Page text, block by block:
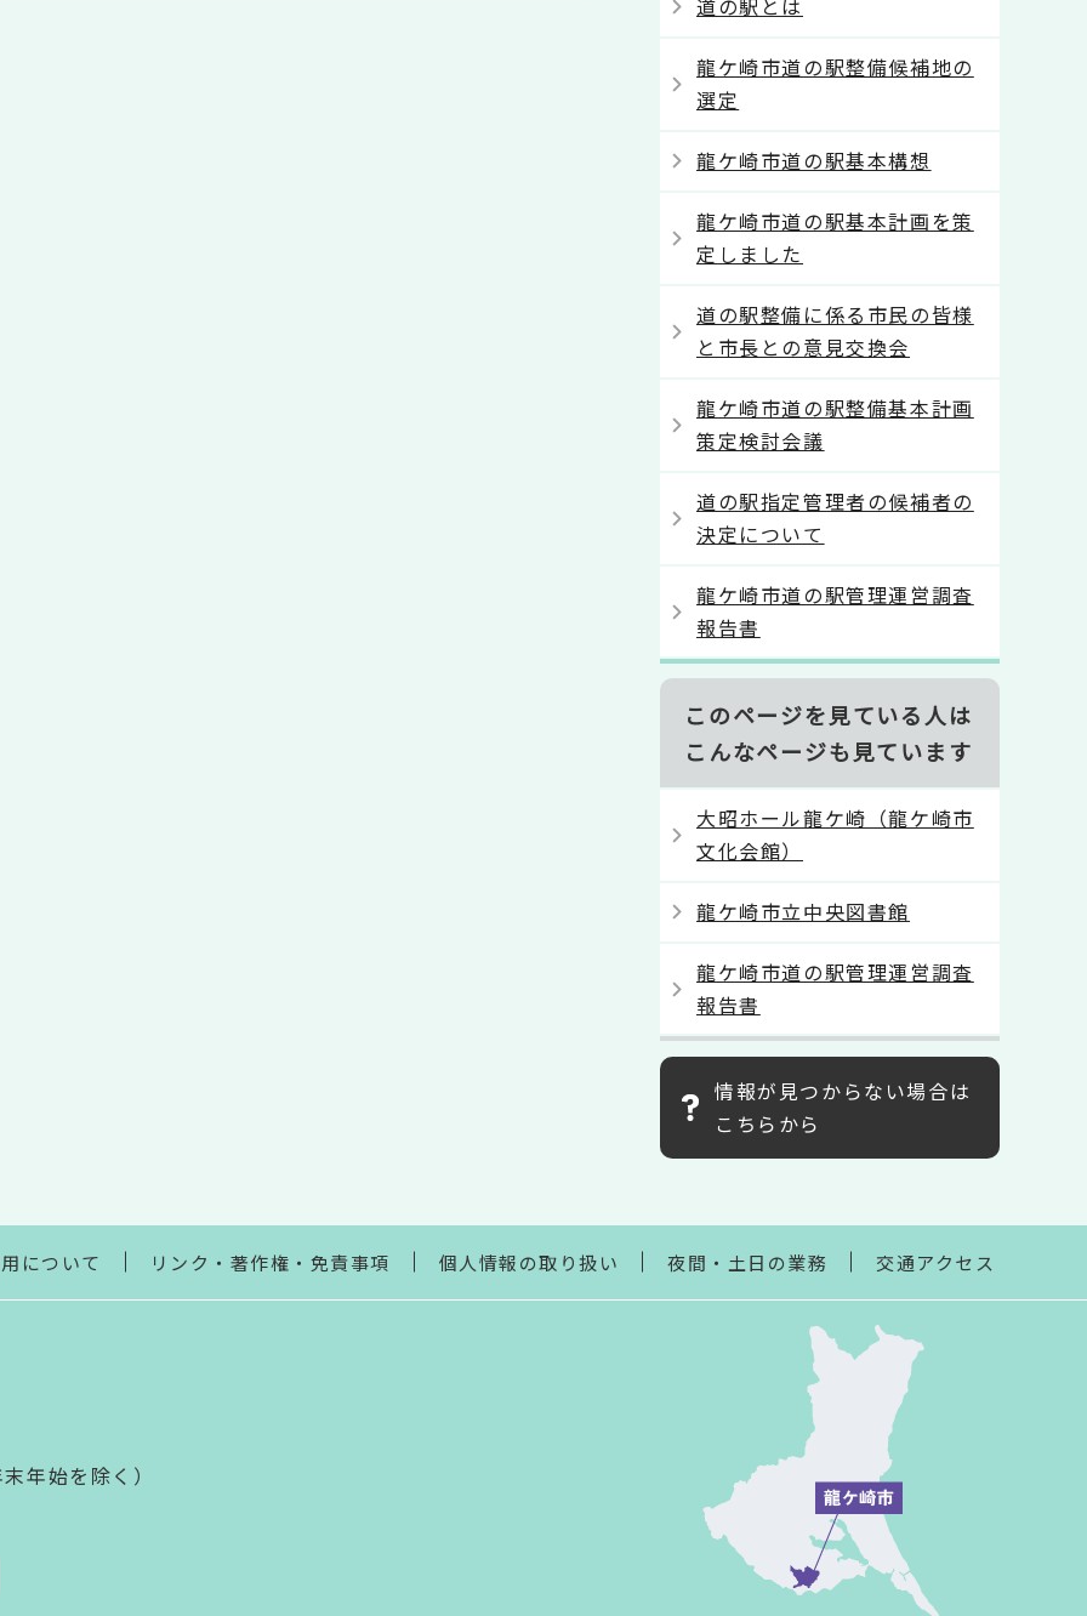
道の駅とは
龍ケ崎市道の駅整備候補地の
選定
龍ケ崎市道の駅基本構想
龍ケ崎市道の駅基本計画を策
定しました
道の駅整備に係る市民の皆様
と市長との意見交換会
龍ケ崎市道の駅整備基本計画
策定検討会議
道の駅指定管理者の候補者の
決定について
龍ケ崎市道の駅管理運営調査
報告書
このページを見ている人は
こんなページも見ています
大昭ホール龍ケ崎（龍ケ崎市
文化会館）
龍ケ崎市立中央図書館
龍ケ崎市道の駅管理運営調査
報告書
情報が見つからない場合は
こちらから
について リンク・著作権・免責事項 個人情報の取り扱い 夜間・土日の業務 交通アクセス
年始を除く）